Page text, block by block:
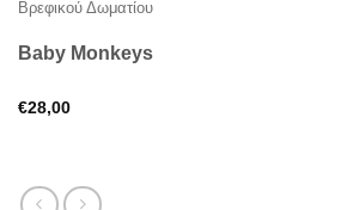
Βρεφικού Δωματίου
Baby Monkeys
€28,00